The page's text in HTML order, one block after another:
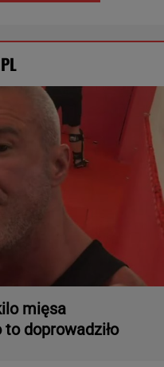
mięsa
doprowadziło